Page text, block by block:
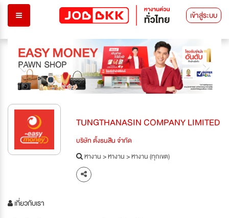
เข้าสู่ระบบ
TUNGTHANASIN COMPANY LIMITED
บริษัท ตั้งธนสิน จำกัด
หางาน>หางาน>หางาน (ทุกเขต)
เกี่ยวกับเรา